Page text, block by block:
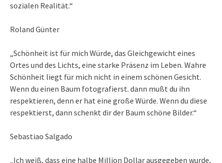
sozialen Realität.“
Roland Günter
„Schönheit ist für mich Würde, das Gleichgewicht eines
Ortes und des Lichts, eine starke Präsenz im Leben. Wahre
Schönheit liegt für mich nicht in einem schönen Gesicht.
Wenn du einen Baum fotografierst. dann mußt du ihn
respektieren, denn er hat eine große Würde. Wenn du diese
respektierst, dann schenkt dir der Baum schöne Bilder.“
Sebastiao Salgado
„Ich weiß, dass eine halbe Million Dollar ausgegeben wurde,